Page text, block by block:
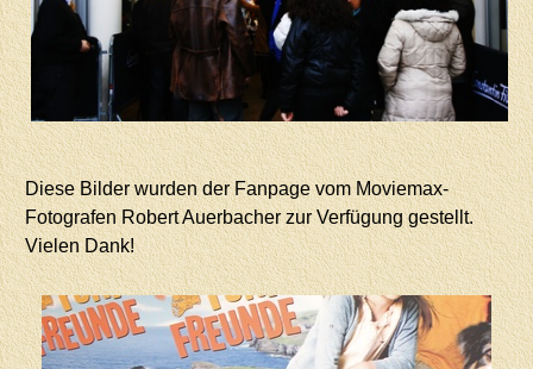
Diese Bilder wurden der Fanpage vom Moviemax-
Fotografen Robert Auerbacher zur Verfügung gestellt.
Vielen Dank!